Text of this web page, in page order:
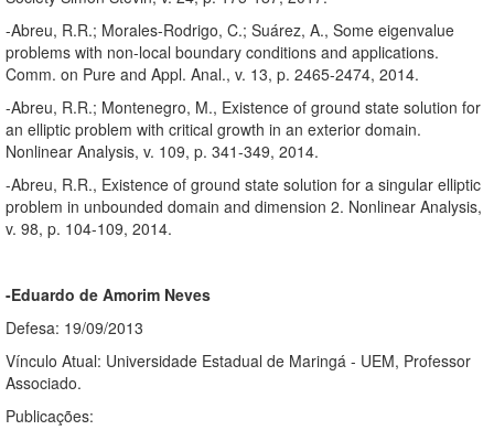
-Abreu, R.R.; Morales-Rodrigo, C.; Suárez, A., Some eigenvalue
problems with non-local boundary conditions and applications.
Comm. on Pure and Appl. Anal., v. 13, p. 2465-2474, 2014.
-Abreu, R.R.; Montenegro, M., Existence of ground state solution for
an elliptic problem with critical growth in an exterior domain.
Nonlinear Analysis, v. 109, p. 341-349, 2014.
-Abreu, R.R., Existence of ground state solution for a singular elliptic
problem in unbounded domain and dimension 2. Nonlinear Analysis,
v. 98, p. 104-109, 2014.
-Eduardo de Amorim Neves
Defesa: 19/09/2013
Vínculo Atual: Universidade Estadual de Maringá - UEM, Professor
Associado.
Publicações: